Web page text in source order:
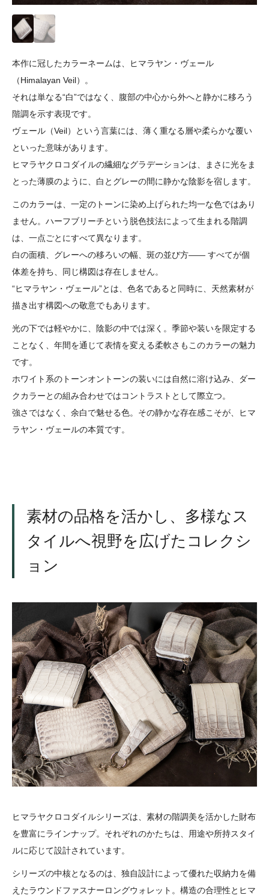
本作に冠したカラーネームは、ヒマラヤン・ヴェール
（Himalayan Veil）。
それは単なる“白”ではなく、腹部の中心から外へと静かに移ろう
階調を示す表現です。
ヴェール（Veil）という言葉には、薄く重なる層や柔らかな覆い
といった意味があります。
ヒマラヤクロコダイルの繊細なグラデーションは、まさに光をま
とった薄膜のように、白とグレーの間に静かな陰影を宿します。
このカラーは、一定のトーンに染め上げられた均一な色ではあり
ません。ハーフブリーチという脱色技法によって生まれる階調
は、一点ごとにすべて異なります。
白の面積、グレーへの移ろいの幅、斑の並び方―― すべてが個
体差を持ち、同じ構図は存在しません。
“ヒマラヤン・ヴェール”とは、色名であると同時に、天然素材が
描き出す構図への敬意でもあります。
光の下では軽やかに、陰影の中では深く。季節や装いを限定する
ことなく、年間を通じて表情を変える柔軟さもこのカラーの魅力
です。
ホワイト系のトーンオントーンの装いには自然に溶け込み、ダー
クカラーとの組み合わせではコントラストとして際立つ。
強さではなく、余白で魅せる色。その静かな存在感こそが、ヒマ
ラヤン・ヴェールの本質です。
素材の品格を活かし、多様なス
タイルへ視野を広げたコレクシ
ョン
ヒマラヤクロコダイルシリーズは、素材の階調美を活かした財布
を豊富にラインナップ。それぞれのかたちは、用途や所持スタイ
ルに応じて設計されています。
シリーズの中核となるのは、独自設計によって優れた収納力を備
えたラウンドファスナーロングウォレット。構造の合理性とヒマ